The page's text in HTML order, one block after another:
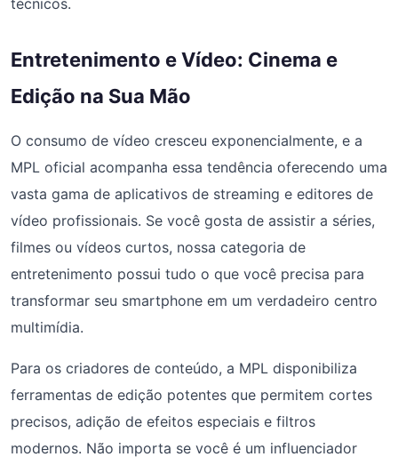
técnicos.
Entretenimento e Vídeo: Cinema e
Edição na Sua Mão
O consumo de vídeo cresceu exponencialmente, e a
MPL oficial acompanha essa tendência oferecendo uma
vasta gama de aplicativos de streaming e editores de
vídeo profissionais. Se você gosta de assistir a séries,
filmes ou vídeos curtos, nossa categoria de
entretenimento possui tudo o que você precisa para
transformar seu smartphone em um verdadeiro centro
multimídia.
Para os criadores de conteúdo, a MPL disponibiliza
ferramentas de edição potentes que permitem cortes
precisos, adição de efeitos especiais e filtros
modernos. Não importa se você é um influenciador